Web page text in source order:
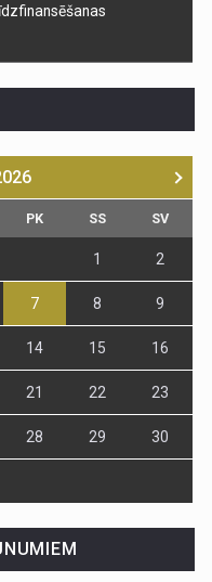
PK SS SV
1 2
7 8 9
14 15 16
21 22 23
28 29 30